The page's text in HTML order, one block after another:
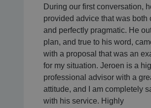
During our first conversation,
provided advice that was both
and perfectly pragmatic. He
plan, and true to his word,
with a proposal that was an
for my situation. Jeroen is a
professional advisor with a
attitude, and I am completely
with his service. Highly